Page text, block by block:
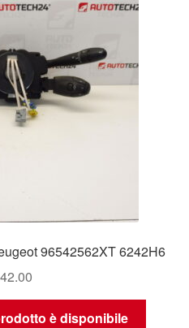
96542562XT 6242H6
è disponibile